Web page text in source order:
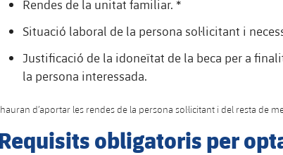
Rendes de la unitat familiar. *
Situació laboral de la persona sol·licitant i
Justificació de la idoneïtat de la beca per a
la persona interessada.
d’aportar les rendes de la persona sol·licitant i del resta de
obligatoris per